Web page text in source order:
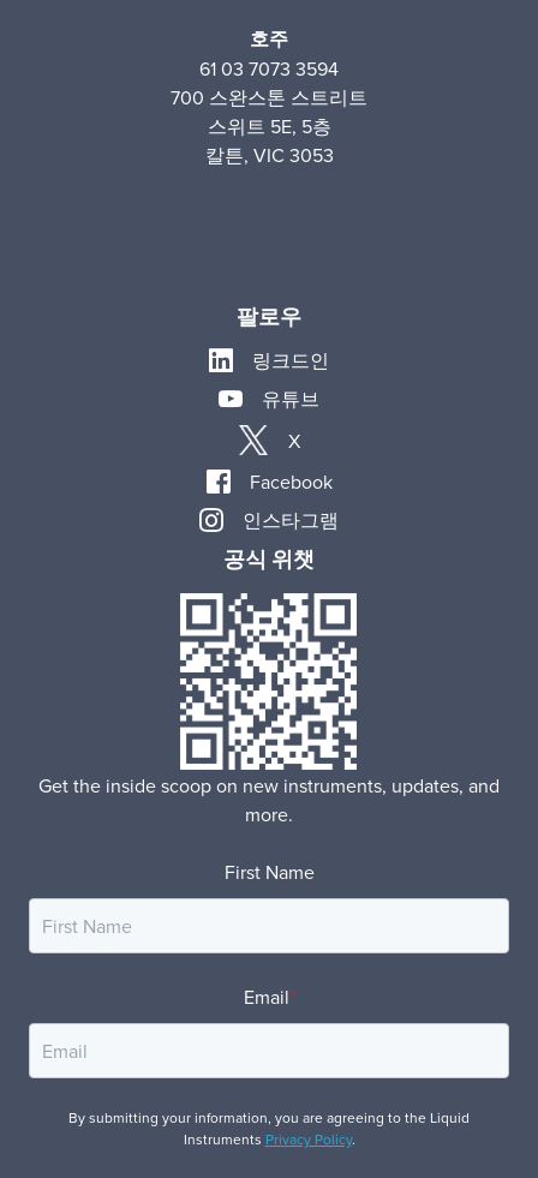
호주
61 03 7073 3594
700 스완스톤 스트리트
스위트 5E, 5층
칼튼, VIC 3053
팔로우
링크드인
유튜브
X
Facebook
인스타그램
공식 위챗
Get the inside scoop on new instruments, updates, and
more.
First Name
Email*
By submitting your information, you are agreeing to the Liquid
Instruments Privacy Policy.